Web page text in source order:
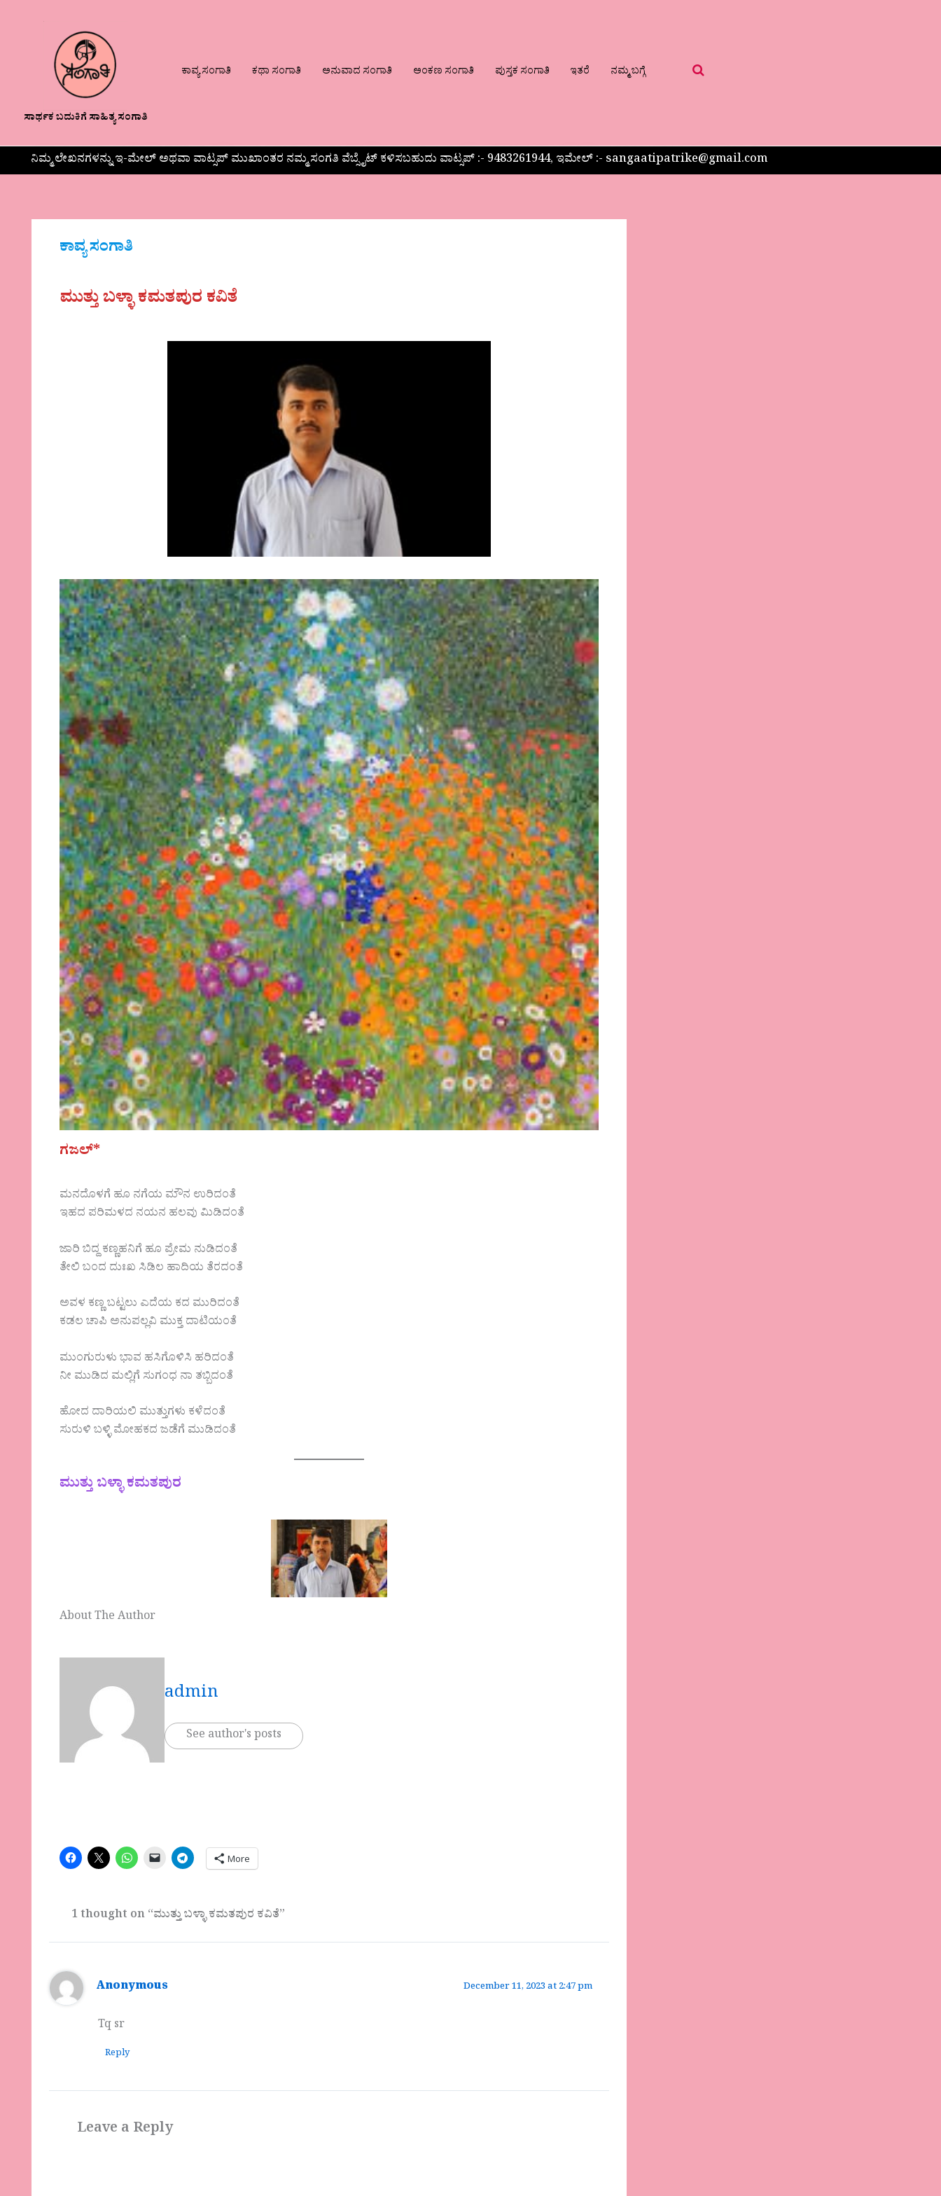
ಸಾರ್ಥಕ ಬದುಕಿಗೆ ಸಾಹಿತ್ಯ ಸಂಗಾತಿ
ಕಾವ್ಯ ಸಂಗಾತಿ ಕಥಾ ಸಂಗಾತಿ ಅನುವಾದ ಸಂಗಾತಿ ಅಂಕಣ ಸಂಗಾತಿ ಪುಸ್ತಕ ಸಂಗಾತಿ ಇತರೆ ನಮ್ಮ ಬಗ್ಗೆ
ನಿಮ್ಮ ಲೇಖನಗಳನ್ನು ಇ-ಮೇಲ್ ಅಥವಾ ವಾಟ್ಸಪ್ ಮುಖಾಂತರ ನಮ್ಮ ಸಂಗತಿ ವೆಬ್ಸೈಟ್ ಕಳಿಸಬಹುದು ವಾಟ್ಸಪ್‌ :- 9483261944, ಇಮೇಲ್ :- sangaatipatrike@gmail.com
ಕಾವ್ಯ ಸಂಗಾತಿ
ಮುತ್ತು ಬಳ್ಳಾ ಕಮತಪುರ ಕವಿತೆ
ಗಜಲ್*
ಮನದೊಳಗೆ ಹೂ ನಗೆಯ ಮೌನ ಉರಿದಂತೆ
ಇಹದ ಪರಿಮಳದ ನಯನ ಹಲವು ಮಿಡಿದಂತೆ
ಜಾರಿ ಬಿದ್ದ ಕಣ್ಣಹನಿಗೆ ಹೂ ಪ್ರೇಮ ನುಡಿದಂತೆ
ತೇಲಿ ಬಂದ ದುಃಖ ಸಿಡಿಲ ಹಾದಿಯ ತೆರದಂತೆ
ಅವಳ ಕಣ್ಣ ಬಟ್ಟಲು ಎದೆಯ ಕದ ಮುರಿದಂತೆ
ಕಡಲ ಚಾಪಿ ಅನುಪಲ್ಲವಿ ಮುಕ್ತ ದಾಟಿಯಂತೆ
ಮುಂಗುರುಳು ಭಾವ ಹಸಿಗೊಳಿಸಿ ಹರಿದಂತೆ
ನೀ ಮುಡಿದ ಮಲ್ಲಿಗೆ ಸುಗಂಧ ನಾ ತಬ್ಬಿದಂತೆ
ಹೋದ ದಾರಿಯಲಿ ಮುತ್ತುಗಳು ಕಳೆದಂತೆ
ಸುರುಳಿ ಬಳ್ಳಿ ಮೋಹಕದ ಜಡೆಗೆ ಮುಡಿದಂತೆ‌
ಮುತ್ತು ಬಳ್ಳಾ ಕಮತಪುರ
About The Author
admin
See author's posts
More
1 thought on “ಮುತ್ತು ಬಳ್ಳಾ ಕಮತಪುರ ಕವಿತೆ”
Anonymous December 11, 2023 at 2:47 pm
Tq sr
Reply
Leave a Reply